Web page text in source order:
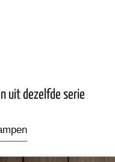
uit dezelfde serie